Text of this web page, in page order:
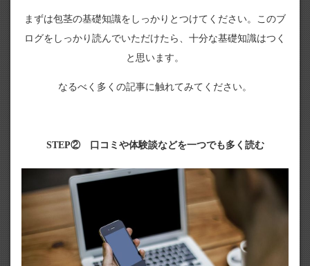
まずは包茎の基礎知識をしっかりとつけてください。このブ
ログをしっかり読んでいただけたら、十分な基礎知識はつく
と思います。
なるべく多くの記事に触れてみてください。
STEP② 口コミや体験談などを一つでも多く読む